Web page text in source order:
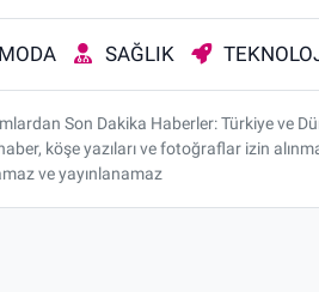
MODA SAĞLIK
Son Dakika Haberler: Türkiye ve
köşe yazıları ve fotoğraflar izin
ve yayınlanamaz